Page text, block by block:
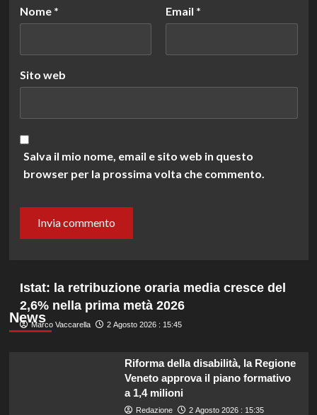
Nome * Email *
Sito web
Salva il mio nome, email e sito web in questo
browser per la prossima volta che commento.
News
Istat: la retribuzione oraria media cresce del
2,6% nella prima metà 2026
Marco Vaccarella 2 Agosto 2026 : 15:45
Riforma della disabilità, la Regione
Veneto approva il piano formativo
a 1,4 milioni
Redazione 2 Agosto 2026 : 15:35